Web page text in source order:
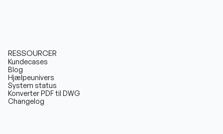
RESSOURCER
Kundecases
Blog
Hjælpeunivers
System status
Konverter PDF til DWG
Changelog